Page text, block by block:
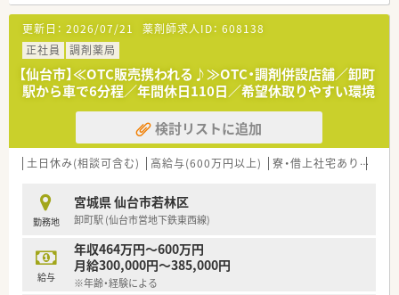
【募集背景と求める人物像について】
■業務のさらなる円滑化を目指し、欠員に伴う新たな正社員の勤
務薬剤師を募集いたします。
■周囲のスタッフと気持ちよく協力しながら、明るくコミュニケ
ーションを取れる方を歓迎します。
■これまでの知識や経験を生かして、周囲と調和しながら意欲的
に働きたい方に最適です。
【想定されるキャリアイメージ】
■多様な診療科目の処方箋を取り扱うため、薬剤師としての幅広
■認定薬剤師の取得支援制度が用意されており、働きながらさら
なるスキルアップを目指せます。
■経験を重ねることで店舗の中心的な存在となり、後輩の指導や
管理業務への挑戦も可能です。
更新日： 2026/07/21 薬剤師求人ID： 608138
正社員
調剤薬局
【仙台市】≪OTC販売携われる♪≫OTC・調剤併設店舗／卸町
駅から車で6分程／年間休日110日／希望休取りやすい環境
検討リストに追加
土日休み(相談可含む) 高給与(600万円以上) 寮・借上社宅あり
勤務地
宮城県 仙台市若林区
卸町駅 (仙台市営地下鉄東西線)
給与
年収464万円～600万円
月給300,000円～385,000円
※年齢・経験による